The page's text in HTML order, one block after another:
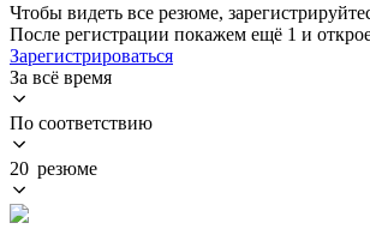
Чтобы видеть все резюме,
После регистрации покажем ещё 1 и
Зарегистрироваться
За всё время
По соответствию
20 резюме